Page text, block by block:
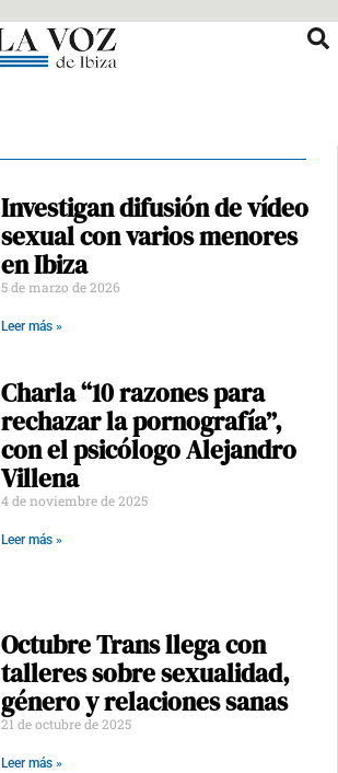
Investigan difusión de vídeo
sexual con varios menores
en Ibiza
5 de marzo de 2026
Leer más »
Charla “10 razones para
rechazar la pornografía”,
con el psicólogo Alejandro
Villena
4 de noviembre de 2025
Leer más »
Octubre Trans llega con
talleres sobre sexualidad,
género y relaciones sanas
21 de octubre de 2025
Leer más »